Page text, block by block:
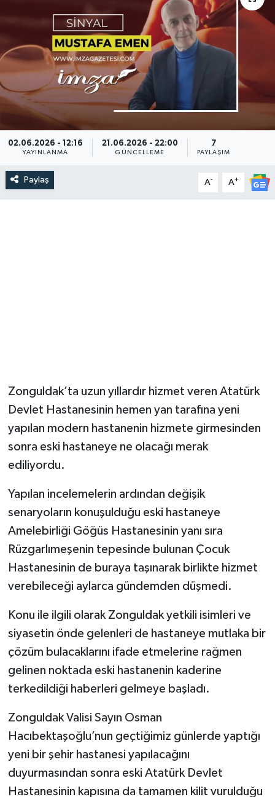
02.06.2026 - 12:16
YAYINLANMA
21.06.2026 - 22:00
GÜNCELLEME
7
PAYLAŞIM
Paylaş A- A+
Zonguldak’ta uzun yıllardır hizmet veren Atatürk
Devlet Hastanesinin hemen yan tarafına yeni
yapılan modern hastanenin hizmete girmesinden
sonra eski hastaneye ne olacağı merak
ediliyordu.
Yapılan incelemelerin ardından değişik
senaryoların konuşulduğu eski hastaneye
Amelebirliği Göğüs Hastanesinin yanı sıra
Rüzgarlımeşenin tepesinde bulunan Çocuk
Hastanesinin de buraya taşınarak birlikte hizmet
verebileceği aylarca gündemden düşmedi.
Konu ile ilgili olarak Zonguldak yetkili isimleri ve
siyasetin önde gelenleri de hastaneye mutlaka bir
çözüm bulacaklarını ifade etmelerine rağmen
gelinen noktada eski hastanenin kaderine
terkedildiği haberleri gelmeye başladı.
Zonguldak Valisi Sayın Osman
Hacıbektaşoğlu’nun geçtiğimiz günlerde yaptığı
yeni bir şehir hastanesi yapılacağını
duyurmasından sonra eski Atatürk Devlet
Hastanesinin kapısına da tamamen kilit vurulduğu
DEVREK
DÜZCE
EREĞLİ
GÖKÇEBEY
KARABÜK
KASTAMONU